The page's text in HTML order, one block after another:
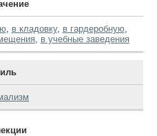
, в кладовку, в гардеробную,
в учебные заведения